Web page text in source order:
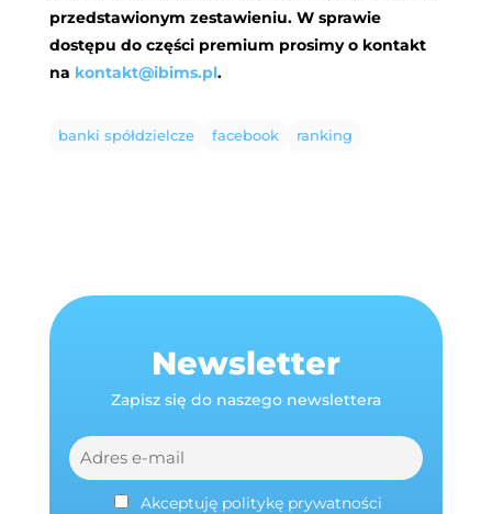
przedstawionym zestawieniu. W sprawie
dostępu do części premium prosimy o kontakt
na kontakt@ibims.pl.
banki spółdzielcze facebook ranking
Newsletter
Zapisz się do naszego newslettera
Akceptuję politykę prywatności